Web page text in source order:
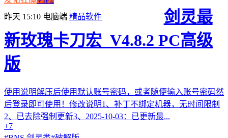
昨天 15:10 电脑端 精品软件
剑灵最
新玫瑰卡刀宏_V4.8.2 PC高级
版
使用说明解压后使用默认账号密码，或者随便输入账号密码然
后登录即可使用！修改说明1、补丁不绑定机器，无时间限制
2、已去除强制更新3、2025-10-03：已更新最...
+7